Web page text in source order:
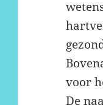
voor
De